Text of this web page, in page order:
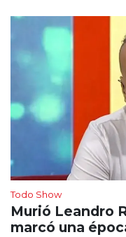
Todo Show
Murió Leandro
marcó una